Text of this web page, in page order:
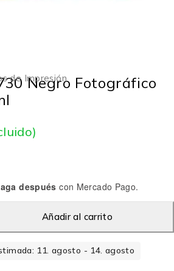
de Impresión
Negro Fotográfico
después con Mercado Pago.
Añadir al carrito
11. agosto - 14. agosto